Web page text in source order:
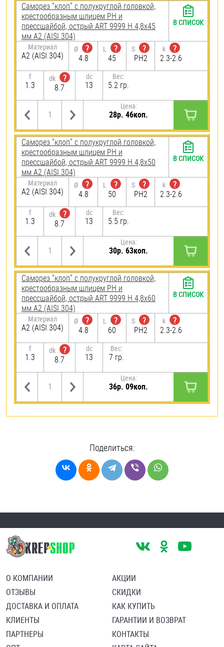
Саморез "клоп" с полукруглой головкой,
крестообразным шлицем PH и
прессшайбой, острый ART 9999 H 4,8х45
мм А2 (AISI 304)
Материал
А2 (AISI 304)
Ø
?
4.8
L
?
45
S
?
PH2
k
?
2.3-2.6
f
1.3
dk
?
8.7
dc
13
Вес:
5.2 гр.
Цена:
28р. 46коп.
В СПИСОК
Саморез "клоп" с полукруглой головкой,
крестообразным шлицем PH и
прессшайбой, острый ART 9999 H 4,8х50
мм А2 (AISI 304)
Материал
А2 (AISI 304)
Ø
?
4.8
L
?
50
S
?
PH2
k
?
2.3-2.6
f
1.3
dk
?
8.7
dc
13
Вес:
5.5 гр.
Цена:
30р. 63коп.
В СПИСОК
Саморез "клоп" с полукруглой головкой,
крестообразным шлицем PH и
прессшайбой, острый ART 9999 H 4,8х60
мм А2 (AISI 304)
Материал
А2 (AISI 304)
Ø
?
4.8
L
?
60
S
?
PH2
k
?
2.3-2.6
f
1.3
dk
?
8.7
dc
13
Вес:
7 гр.
Цена:
36р. 09коп.
В СПИСОК
Поделиться:
О КОМПАНИИ
ОТЗЫВЫ
ДОСТАВКА И ОПЛАТА
КЛИЕНТЫ
ПАРТНЕРЫ
АКЦИИ
СКИДКИ
КАК КУПИТЬ
ГАРАНТИИ И ВОЗВРАТ
КОНТАКТЫ